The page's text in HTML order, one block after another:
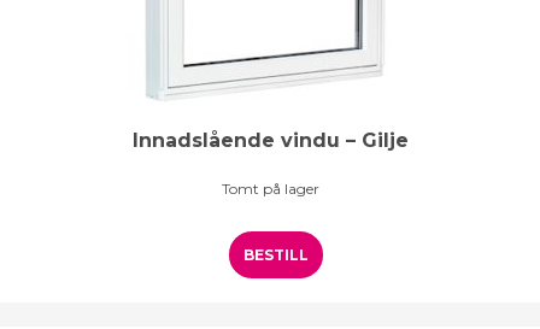
Innadslående vindu – Gilje
Tomt på lager
BESTILL